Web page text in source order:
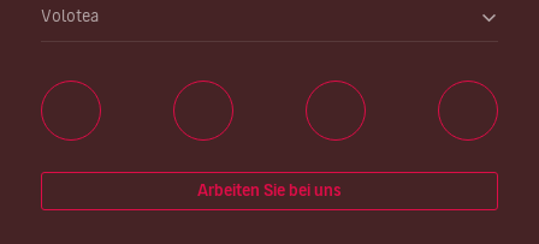
Volotea
Arbeiten Sie bei uns